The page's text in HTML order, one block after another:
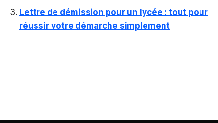
Lettre de démission pour un lycée : tout pour
réussir votre démarche simplement